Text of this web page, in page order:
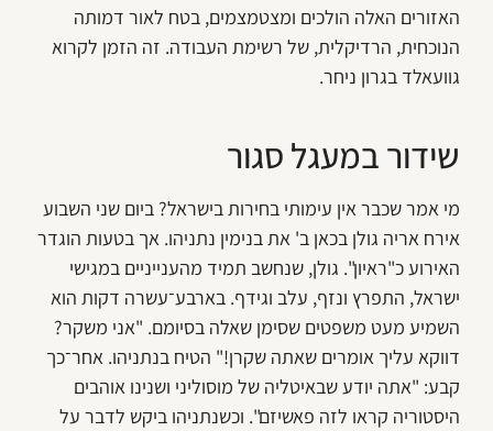
האזורים האלה הולכים ומצטמצמים, בטח לאור דמותה
הנוכחית, הרדיקלית, של רשימת העבודה. זה הזמן לקרוא
גוועאלד בגרון ניחר.
שידור במעגל סגור
מי אמר שכבר אין עימותי בחירות בישראל? ביום שני השבוע
אירח אריה גולן בכאן ב' את בנימין נתניהו. אך בטעות הוגדר
האירוע כ"ראיון". גולן, שנחשב תמיד מהענייניים במגישי
ישראל, התפרץ ונזף, עלב וגידף. בארבע־עשרה דקות הוא
השמיע מעט משפטים שסימן שאלה בסיומם. "אני משקר?
דווקא עליך אומרים שאתה שקרן!" הטיח בנתניהו. אחר־כך
קבע: "אתה יודע שבאיטליה של מוסוליני ושנינו אוהבים
היסטוריה קראו לזה פאשיזם". וכשנתניהו ביקש לדבר על